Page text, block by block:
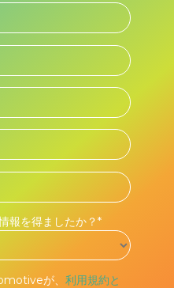
報を得ましたか？*
が、 利用規約と